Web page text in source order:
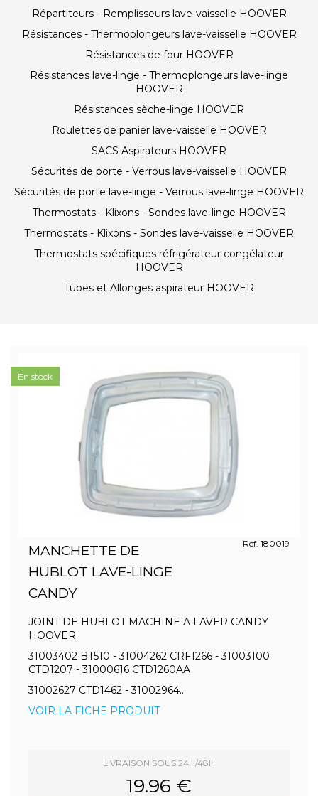
Répartiteurs - Remplisseurs lave-vaisselle HOOVER
Résistances - Thermoplongeurs lave-vaisselle HOOVER
Résistances de four HOOVER
Résistances lave-linge - Thermoplongeurs lave-linge
HOOVER
Résistances sèche-linge HOOVER
Roulettes de panier lave-vaisselle HOOVER
SACS Aspirateurs HOOVER
Sécurités de porte - Verrous lave-vaisselle HOOVER
Sécurités de porte lave-linge - Verrous lave-linge HOOVER
Thermostats - Klixons - Sondes lave-linge HOOVER
Thermostats - Klixons - Sondes lave-vaisselle HOOVER
Thermostats spécifiques réfrigérateur congélateur
HOOVER
Tubes et Allonges aspirateur HOOVER
MANCHETTE DE
HUBLOT LAVE-LINGE
CANDY
Ref. 180019
JOINT DE HUBLOT MACHINE A LAVER CANDY
HOOVER
31003402 BT510 - 31004262 CRF1266 - 31003100
CTD1207 - 31000616 CTD1260AA
31002627 CTD1462 - 31002964...
VOIR LA FICHE PRODUIT
LIVRAISON SOUS 24H/48H
19.96 €
En stock